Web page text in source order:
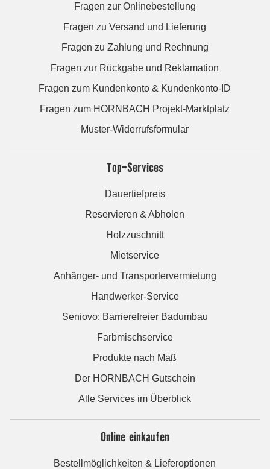
Fragen zur Onlinebestellung
Fragen zu Versand und Lieferung
Fragen zu Zahlung und Rechnung
Fragen zur Rückgabe und Reklamation
Fragen zum Kundenkonto & Kundenkonto-ID
Fragen zum HORNBACH Projekt-Marktplatz
Muster-Widerrufsformular
Top-Services
Dauertiefpreis
Reservieren & Abholen
Holzzuschnitt
Mietservice
Anhänger- und Transportervermietung
Handwerker-Service
Seniovo: Barrierefreier Badumbau
Farbmischservice
Produkte nach Maß
Der HORNBACH Gutschein
Alle Services im Überblick
Online einkaufen
Bestellmöglichkeiten & Lieferoptionen